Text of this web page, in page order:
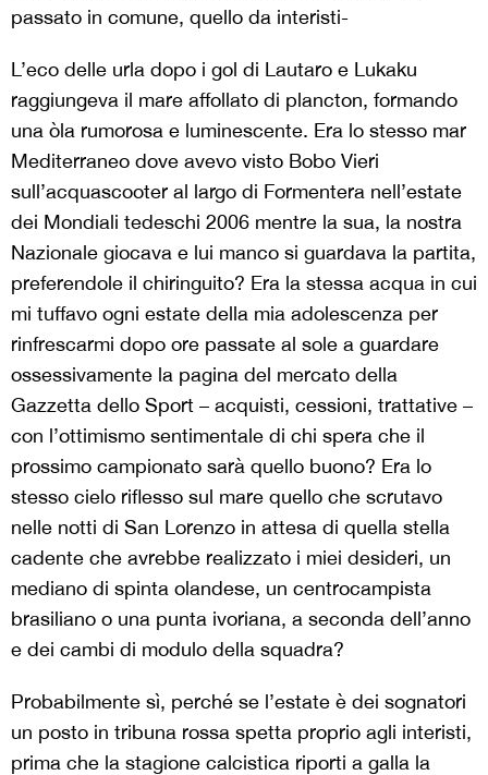
passato in comune, quello da interisti-
L’eco delle urla dopo i gol di Lautaro e Lukaku
raggiungeva il mare affollato di plancton, formando
una òla rumorosa e luminescente. Era lo stesso mar
Mediterraneo dove avevo visto Bobo Vieri
sull’acquascooter al largo di Formentera nell’estate
dei Mondiali tedeschi 2006 mentre la sua, la nostra
Nazionale giocava e lui manco si guardava la partita,
preferendole il chiringuito? Era la stessa acqua in cui
mi tuffavo ogni estate della mia adolescenza per
rinfrescarmi dopo ore passate al sole a guardare
ossessivamente la pagina del mercato della
Gazzetta dello Sport – acquisti, cessioni, trattative –
con l’ottimismo sentimentale di chi spera che il
prossimo campionato sarà quello buono? Era lo
stesso cielo riflesso sul mare quello che scrutavo
nelle notti di San Lorenzo in attesa di quella stella
cadente che avrebbe realizzato i miei desideri, un
mediano di spinta olandese, un centrocampista
brasiliano o una punta ivoriana, a seconda dell’anno
e dei cambi di modulo della squadra?
Probabilmente sì, perché se l’estate è dei sognatori
un posto in tribuna rossa spetta proprio agli interisti,
prima che la stagione calcistica riporti a galla la